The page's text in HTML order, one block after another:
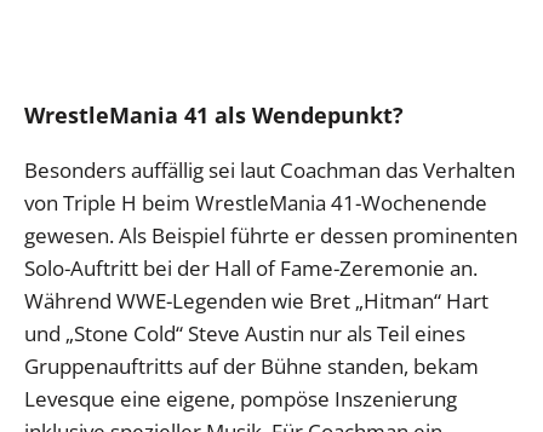
WrestleMania 41 als Wendepunkt?
Besonders auffällig sei laut Coachman das Verhalten
von Triple H beim WrestleMania 41-Wochenende
gewesen. Als Beispiel führte er dessen prominenten
Solo-Auftritt bei der Hall of Fame-Zeremonie an.
Während WWE-Legenden wie Bret „Hitman“ Hart
und „Stone Cold“ Steve Austin nur als Teil eines
Gruppenauftritts auf der Bühne standen, bekam
Levesque eine eigene, pompöse Inszenierung